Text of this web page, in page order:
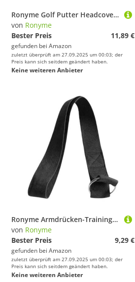
Ronyme Golf Putter Headcover mit weichem Futter Universal Premium Golf Putter Cover Protector Golfer Geschenk, Halbkreisform
von Ronyme
Bester Preis
11,89 €
gefunden bei Amazon
zuletzt überprüft am 27.09.2025 um 00:03; der
Preis kann sich seitdem geändert haben.
Keine weiteren Anbieter
Ronyme Armdrücken-Trainingsgurt, Armtrainingsband für Finger und Handgelenk, Krafttraining für Griff und Handgelenk, Stärkungsübungsgurt, Schwarz
von Ronyme
Bester Preis
9,29 €
gefunden bei Amazon
zuletzt überprüft am 27.09.2025 um 00:03; der
Preis kann sich seitdem geändert haben.
Keine weiteren Anbieter